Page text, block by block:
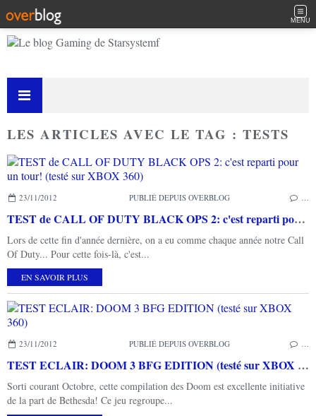
MENU
LES ARTICLES AVEC LE TAG : TESTS
23/11/2012 PUBLIÉ DEPUIS OVERBLOG
TEST de CALL OF DUTY BLACK OPS 2: c'est reparti pour un tour! (testé sur XBOX 360)
Lors de cette fin d'année dernière, on a eu comme chaque année notre Call
Of Duty... Pour cette fois-là, c'est...
EN SAVOIR PLUS
23/11/2012 PUBLIÉ DEPUIS OVERBLOG
TEST ECLAIR: DOOM 3 BFG EDITION (testé sur XBOX 360)
Sorti courant Octobre, cette compilation des Doom est excellente initiative
de la part de Bethesda! Ce jeu regroupe...